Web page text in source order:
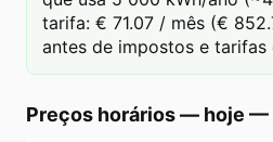
tarifa: € 71.07 / mês (€
antes de impostos e tarifas
Preços horários — hoje —